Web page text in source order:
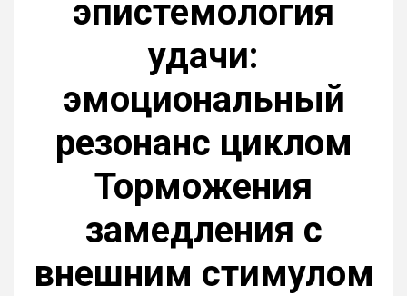
эпистемология
удачи:
эмоциональный
резонанс циклом
Торможения
замедления с
внешним стимулом